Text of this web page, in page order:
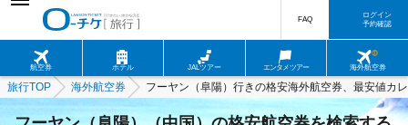
航空券 ホテル JALツアー エンタメツアー 海外航空券
FAQ
ログイン
予約確認
旅行TOP 海外航空券 フーヤン（阜陽）行きの格安海外航空券、最安値カ